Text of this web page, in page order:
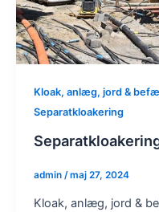
Kloak, anlæg, jord &
Separatkloakering
admin /maj 27, 2024
Kloak, anlæg, jord &